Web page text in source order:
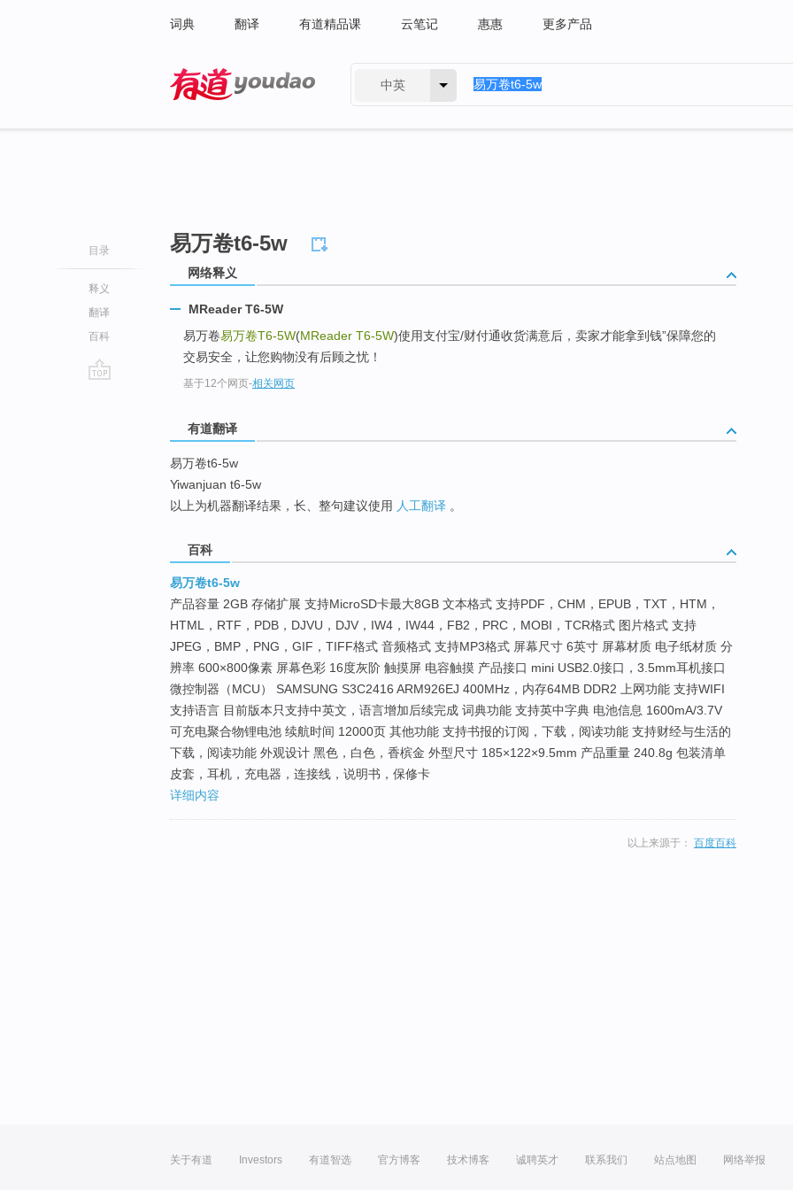
词典 翻译 有道精品课 云笔记 惠惠 更多产品
中英
目录
释义
翻译
百科
易万卷t6-5w
网络释义
MReader T6-5W
易万卷易万卷T6-5W(MReader T6-5W)使用支付宝/财付通收货满意后，卖家才能拿到钱”保障您的
交易安全，让您购物没有后顾之忧！
基于12个网页-相关网页
有道翻译
易万卷t6-5w
Yiwanjuan t6-5w
以上为机器翻译结果，长、整句建议使用 人工翻译 。
百科
易万卷t6-5w
产品容量 2GB 存储扩展 支持MicroSD卡最大8GB 文本格式 支持PDF，CHM，EPUB，TXT，HTM，
HTML，RTF，PDB，DJVU，DJV，IW4，IW44，FB2，PRC，MOBI，TCR格式 图片格式 支持
JPEG，BMP，PNG，GIF，TIFF格式 音频格式 支持MP3格式 屏幕尺寸 6英寸 屏幕材质 电子纸材质 分
辨率 600×800像素 屏幕色彩 16度灰阶 触摸屏 电容触摸 产品接口 mini USB2.0接口，3.5mm耳机接口
微控制器（MCU） SAMSUNG S3C2416 ARM926EJ 400MHz，内存64MB DDR2 上网功能 支持WIFI
支持语言 目前版本只支持中英文，语言增加后续完成 词典功能 支持英中字典 电池信息 1600mA/3.7V
可充电聚合物锂电池 续航时间 12000页 其他功能 支持书报的订阅，下载，阅读功能 支持财经与生活的
下载，阅读功能 外观设计 黑色，白色，香槟金 外型尺寸 185×122×9.5mm 产品重量 240.8g 包装清单
皮套，耳机，充电器，连接线，说明书，保修卡
详细内容
以上来源于： 百度百科
关于有道 Investors 有道智选 官方博客 技术博客 诚聘英才 联系我们 站点地图 网络举报